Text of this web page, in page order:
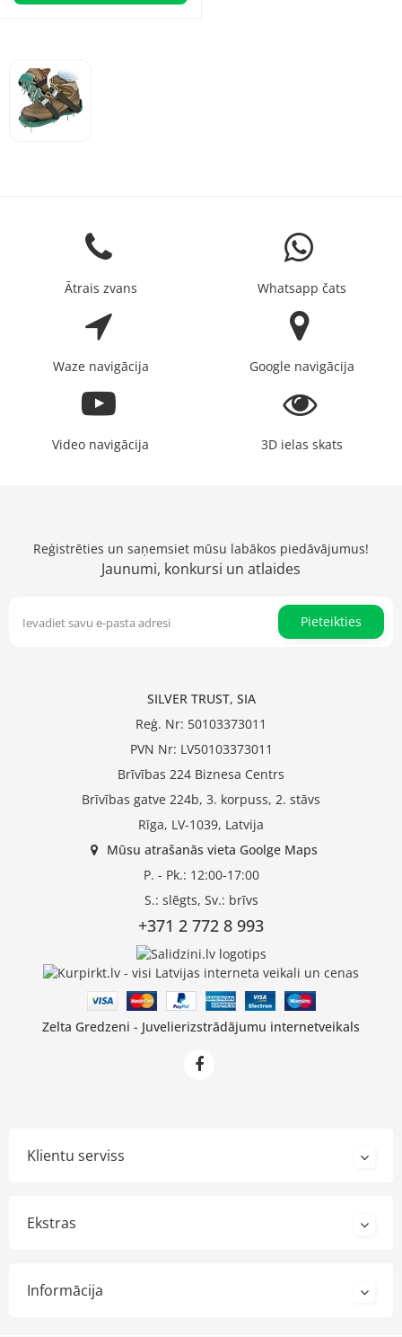
Ātrais zvans Whatsapp čats
Waze navigācija Google navigācija
Video navigācija 3D ielas skats
Reģistrēties un saņemsiet mūsu labākos piedāvājumus!
Jaunumi, konkursi un atlaides
Pieteikties
SILVER TRUST, SIA
Reģ. Nr: 50103373011
PVN Nr: LV50103373011
Brīvības 224 Biznesa Centrs
Brīvības gatve 224b, 3. korpuss, 2. stāvs
Rīga, LV-1039, Latvija
Mūsu atrašanās vieta Goolge Maps
P. - Pk.: 12:00-17:00
S.: slēgts, Sv.: brīvs
+371 2 772 8 993
Zelta Gredzeni - Juvelierizstrādājumu internetveikals
Klientu serviss
Ekstras
Informācija